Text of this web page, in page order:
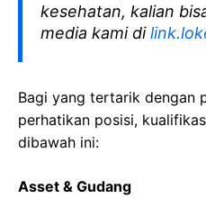
kesehatan, kalian
media kami di
Bagi yang tertarik dengan
perhatikan posisi,
dibawah ini:
Asset & Gudang